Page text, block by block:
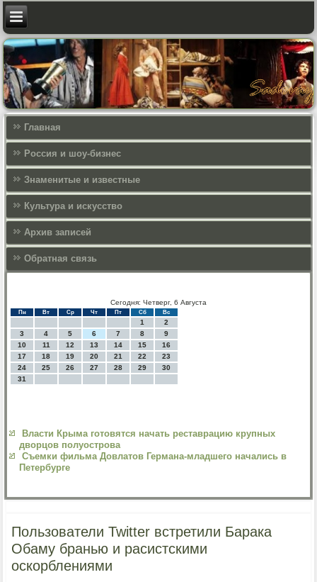
Главная
Россия и шоу-бизнес
Знаменитые и известные
Культура и искусcтво
Архив записей
Обратная связь
Сегодня: Четверг, 6 Августа
Пн Вт Ср Чт Пт Сб Вс
1
2
3
4 5 6 7 8
9
10
11 12 13 14 15
16
17
18 19 20 21 22
23
24
25 26 27 28 29
30
31
Власти Крыма готовятся начать реставрацию крупных
дворцов полуострова
Съемки фильма Довлатов Германа-младшего начались в
Петербурге
Пользователи Twitter встретили Барака
Обаму бранью и расистскими
оскорблениями